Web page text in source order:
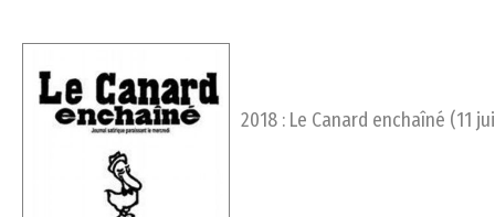
2018 : Le Canard enchaîné (11